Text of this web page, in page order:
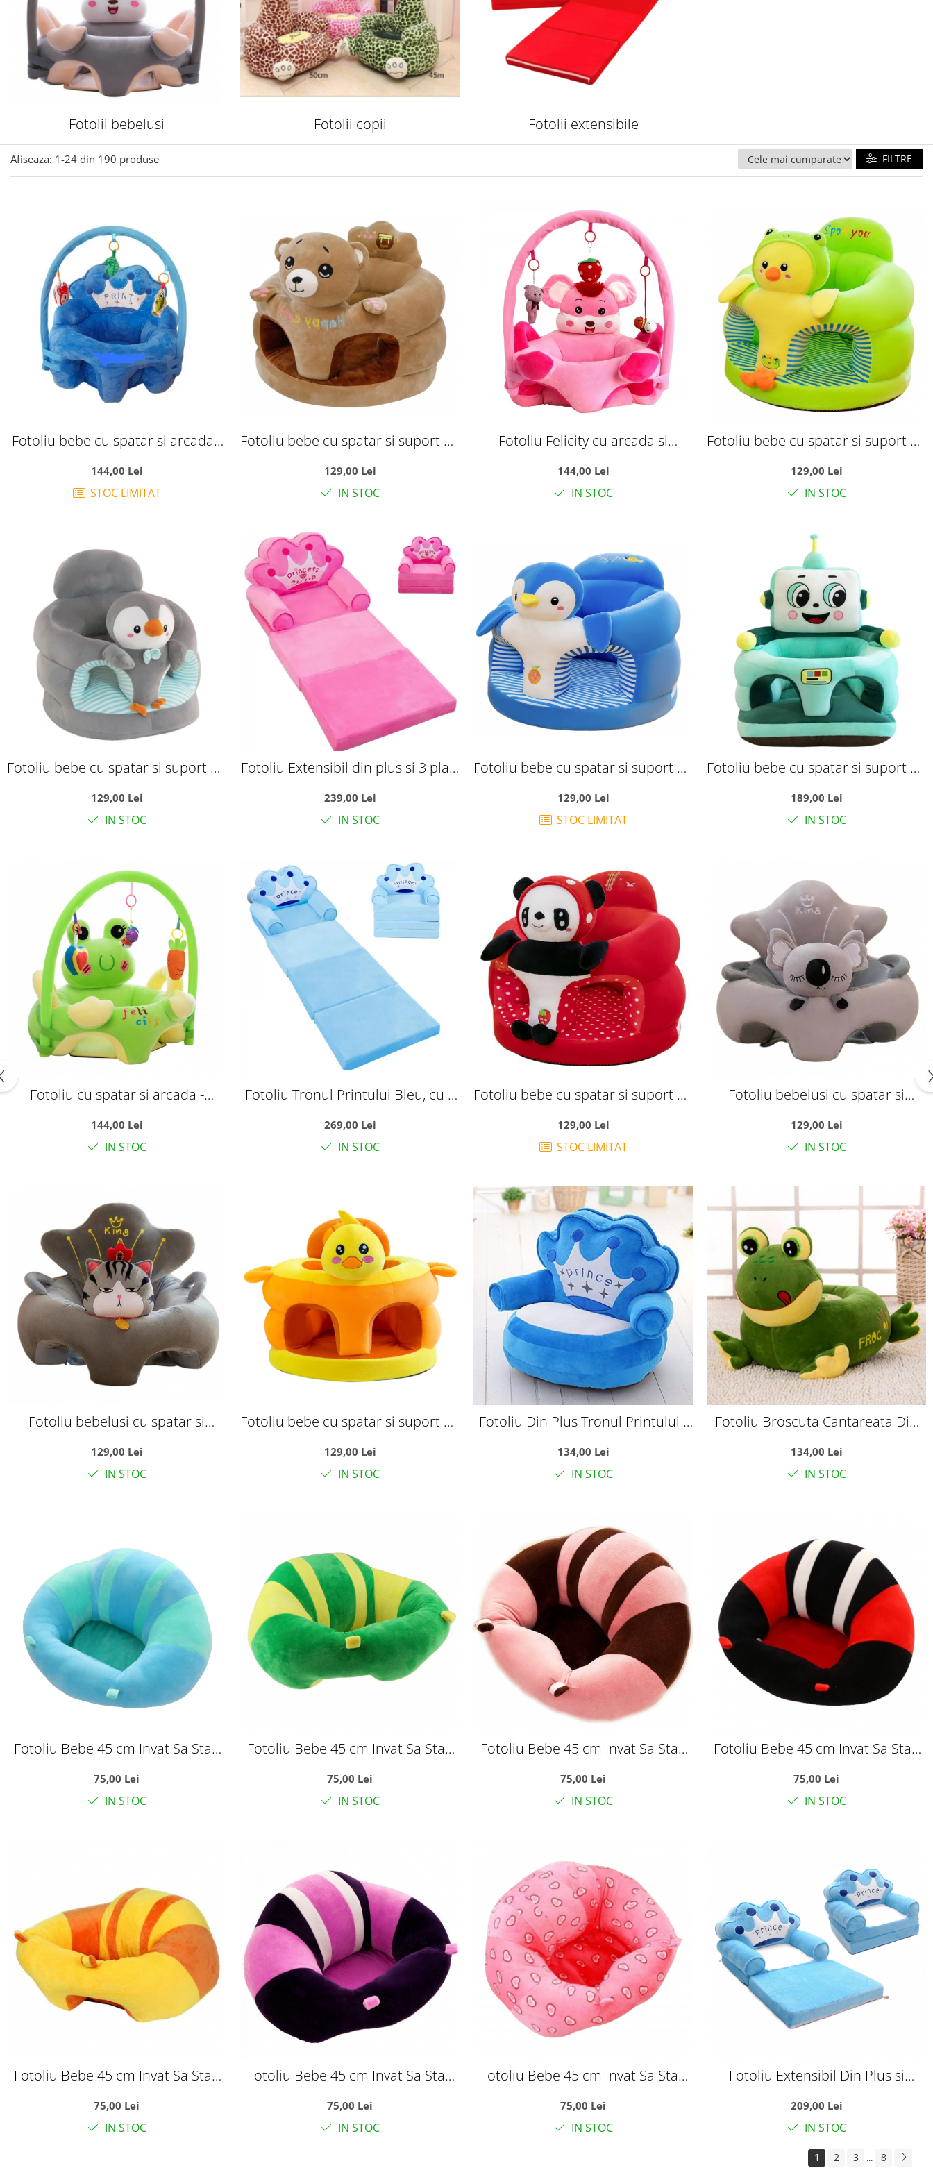
Fotolii bebelusi Fotolii copii Fotolii extensibile
Afiseaza: 1-24 din 190 produse FILTRE
Fotoliu bebe cu spatar si arcada -
144,00 Lei
STOC LIMITAT
Fotoliu bebe cu spatar si suport de
Day
129,00 Lei
IN STOC
Fotoliu Felicity cu arcada si
144,00 Lei
IN STOC
Fotoliu bebe cu spatar si suport de
129,00 Lei
IN STOC
Fotoliu bebe cu spatar si suport de
129,00 Lei
IN STOC
Fotoliu Extensibil din plus si 3 placi
239,00 Lei
IN STOC
Fotoliu bebe cu spatar si suport de
129,00 Lei
STOC LIMITAT
Fotoliu bebe cu spatar si suport de
189,00 Lei
IN STOC
Fotoliu cu spatar si arcada -
144,00 Lei
IN STOC
Fotoliu Tronul Printului Bleu, cu 4
269,00 Lei
IN STOC
Fotoliu bebe cu spatar si suport de
129,00 Lei
STOC LIMITAT
Fotoliu bebelusi cu spatar si
gri
129,00 Lei
IN STOC
Fotoliu bebelusi cu spatar si
Motanelul gri
129,00 Lei
IN STOC
Fotoliu bebe cu spatar si suport de
Day
129,00 Lei
IN STOC
Fotoliu Din Plus Tronul Printului -
134,00 Lei
IN STOC
Fotoliu Broscuta Cantareata Din
134,00 Lei
IN STOC
Fotoliu Bebe 45 cm Invat Sa Stau
75,00 Lei
IN STOC
Fotoliu Bebe 45 cm Invat Sa Stau
75,00 Lei
IN STOC
Fotoliu Bebe 45 cm Invat Sa Stau
75,00 Lei
IN STOC
Fotoliu Bebe 45 cm Invat Sa Stau
75,00 Lei
IN STOC
Fotoliu Bebe 45 cm Invat Sa Stau
75,00 Lei
IN STOC
Fotoliu Bebe 45 cm Invat Sa Stau
75,00 Lei
IN STOC
Fotoliu Bebe 45 cm Invat Sa Stau
75,00 Lei
IN STOC
Fotoliu Extensibil Din Plus si
209,00 Lei
IN STOC
1 2 3 ... 8